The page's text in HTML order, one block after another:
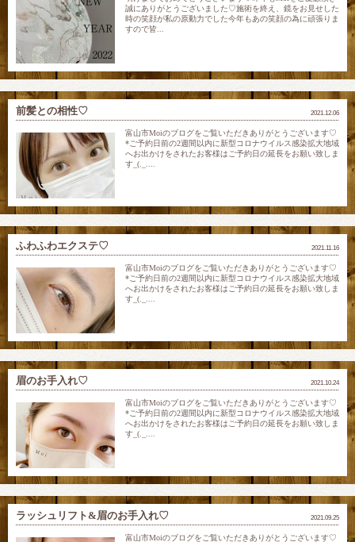
誠にありがとうございました♡施術を終え、鏡をお見せした
時の笑顔が私の原動力でした今年もあの笑顔の為に頑張りま
すので皆...
2021.12.06
前髪との相性♡
富山市Moiのブログをご覧いただきありがとうございます♡
*ご予約日前の2週間以内に新型コロナウイルス感染拡大地域
へお出かけをされたお客様はご予約日の延長をお願い致しま
す_(._....
2021.11.16
ふわふわエクステ♡
富山市Moiのブログをご覧いただきありがとうございます♡
*ご予約日前の2週間以内に新型コロナウイルス感染拡大地域
へお出かけをされたお客様はご予約日の延長をお願い致しま
す_(._....
2021.10.24
眉のお手入れ♡
富山市Moiのブログをご覧いただきありがとうございます♡
*ご予約日前の2週間以内に新型コロナウイルス感染拡大地域
へお出かけをされたお客様はご予約日の延長をお願い致しま
す_(._....
2021.09.25
ラッシュリフト&眉のお手入れ♡
富山市Moiのブログをご覧いただきありがとうございます♡